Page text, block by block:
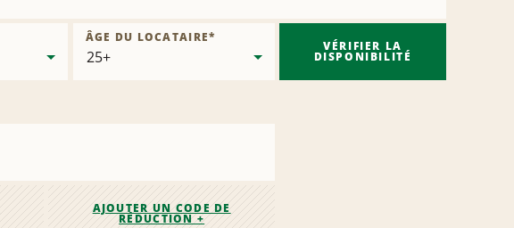
ÂGE DU LOCATAIRE*
AJOUTER UN CODE DE
RÉDUCTION +
VÉRIFIER LA
DISPONIBILITÉ